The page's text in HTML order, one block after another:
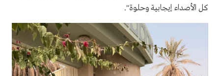
كل الأصداء إيجابية وحلوة".